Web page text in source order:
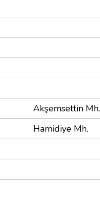
Akşemsettin Mh.
Hamidiye Mh.